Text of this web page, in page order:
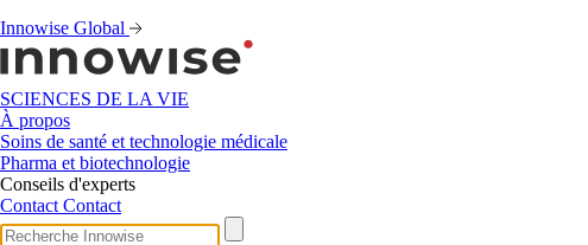
Innowise Global
SCIENCES DE LA VIE
À propos
Soins de santé et technologie médicale
Pharma et biotechnologie
Conseils d'experts
Contact Contact